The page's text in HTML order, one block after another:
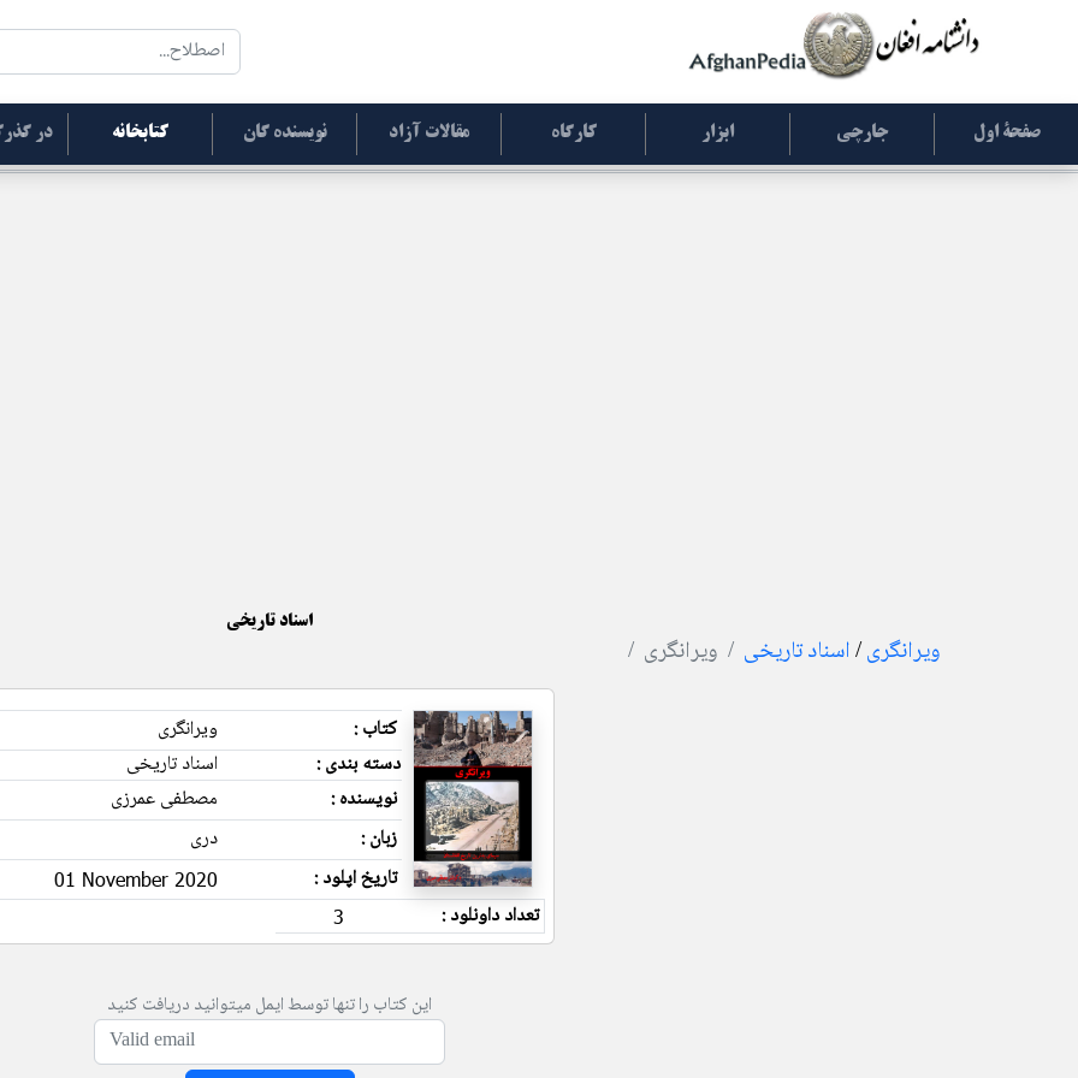
صفحۀ اول جارچی ابزار کارگاه مقالات آزاد نویسنده گان کتابخانه در
اسناد تاریخی
ویرانگری/اسناد تاریخی ویرانگری
کتاب :
ویرانگری
دسته بندی :
اسناد تاریخی
نویسنده :
مصطفی عمرزی
زبان :
دری
تاریخ اپلود :
01 November 2020
تعداد داونلود : 3
این کتاب را تنها توسط ایمل میتوانید دریافت کنید